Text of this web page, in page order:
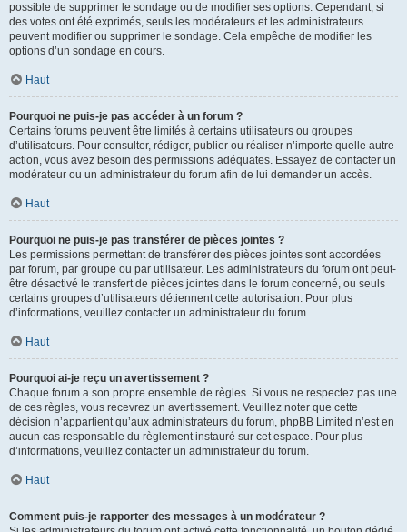
possible de supprimer le sondage ou de modifier ses options. Cependant, si
des votes ont été exprimés, seuls les modérateurs et les administrateurs
peuvent modifier ou supprimer le sondage. Cela empêche de modifier les
options d’un sondage en cours.
Haut
Pourquoi ne puis-je pas accéder à un forum ?
Certains forums peuvent être limités à certains utilisateurs ou groupes
d’utilisateurs. Pour consulter, rédiger, publier ou réaliser n’importe quelle autre
action, vous avez besoin des permissions adéquates. Essayez de contacter un
modérateur ou un administrateur du forum afin de lui demander un accès.
Haut
Pourquoi ne puis-je pas transférer de pièces jointes ?
Les permissions permettant de transférer des pièces jointes sont accordées
par forum, par groupe ou par utilisateur. Les administrateurs du forum ont peut-
être désactivé le transfert de pièces jointes dans le forum concerné, ou seuls
certains groupes d’utilisateurs détiennent cette autorisation. Pour plus
d’informations, veuillez contacter un administrateur du forum.
Haut
Pourquoi ai-je reçu un avertissement ?
Chaque forum a son propre ensemble de règles. Si vous ne respectez pas une
de ces règles, vous recevrez un avertissement. Veuillez noter que cette
décision n’appartient qu’aux administrateurs du forum, phpBB Limited n’est en
aucun cas responsable du règlement instauré sur cet espace. Pour plus
d’informations, veuillez contacter un administrateur du forum.
Haut
Comment puis-je rapporter des messages à un modérateur ?